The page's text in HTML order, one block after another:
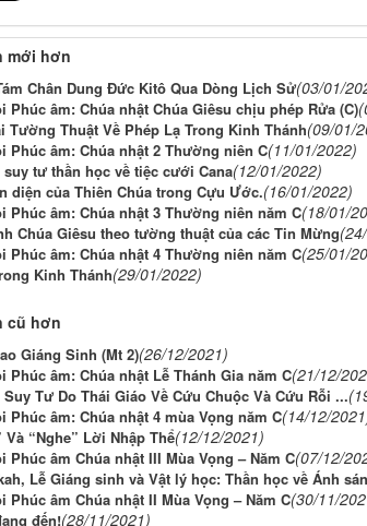
mới hơn
Chân Dung Đức Kitô Qua Dòng Lịch Sử(03/01/
Phúc âm: Chúa nhật Chúa Giêsu chịu phép Rửa (C)
Tường Thuật Về Phép Lạ Trong Kinh Thánh(09/01/
Phúc âm: Chúa nhật 2 Thường niên C(11/01/2022)
tư thần học về tiệc cưới Cana(12/01/2022)
diện của Thiên Chúa trong Cựu Ước.(16/01/2022)
Phúc âm: Chúa nhật 3 Thường niên năm C(18/01/
Chúa Giêsu theo tường thuật của các Tin Mừng
Phúc âm: Chúa nhật 4 Thường niên năm C(25/01/
Kinh Thánh(29/01/2022)
cũ hơn
Giáng Sinh (Mt 2)(26/12/2021)
Phúc âm: Chúa nhật Lễ Thánh Gia năm C(21/12/
Tư Do Thái Giáo Về Cứu Chuộc Và Cứu Rỗi ...
Phúc âm: Chúa nhật 4 mùa Vọng năm C(14/12/
Và “Nghe” Lời Nhập Thể(12/12/2021)
Phúc âm Chúa nhật III Mùa Vọng – Năm C(07/12/
Lễ Giáng sinh và Vật lý học: Thần học về Ánh
Phúc âm Chúa nhật II Mùa Vọng – Năm C(30/11/
đến!(28/11/2021)